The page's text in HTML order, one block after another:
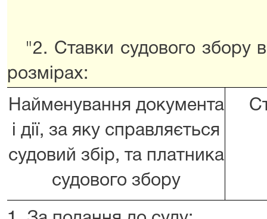
"2. Ставки судового збору
розмірах:
Найменування документа
і дії, за яку справляється
судовий збір, та платника
судового збору